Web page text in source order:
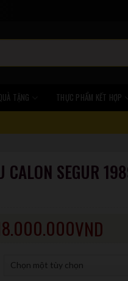
TẶNG THỰC PHẨM KẾT HỢP
CALON SEGUR
VND